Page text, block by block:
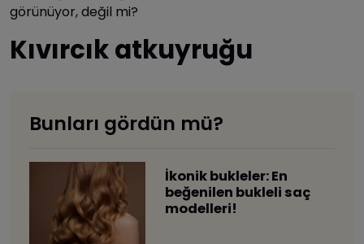
görünüyor, değil mi?
Kıvırcık atkuyruğu
Bunları gördün mü?
İkonik bukleler: En
beğenilen bukleli saç
modelleri!